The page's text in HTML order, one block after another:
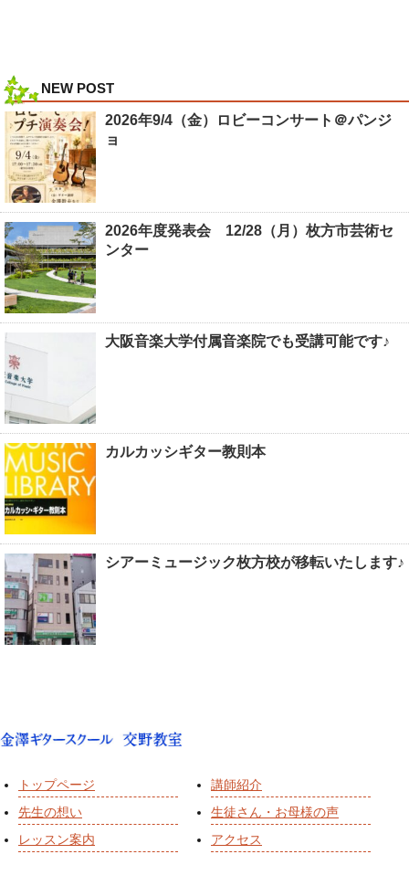
NEW POST
2026年9/4（金）ロビーコンサート＠パンジ
ョ
2026年度発表会 12/28（月）枚方市芸術セ
ンター
大阪音楽大学付属音楽院でも受講可能です♪
カルカッシギター教則本
シアーミュージック枚方校が移転いたします♪
トップページ
先生の想い
レッスン案内
講師紹介
生徒さん・お母様の声
アクセス